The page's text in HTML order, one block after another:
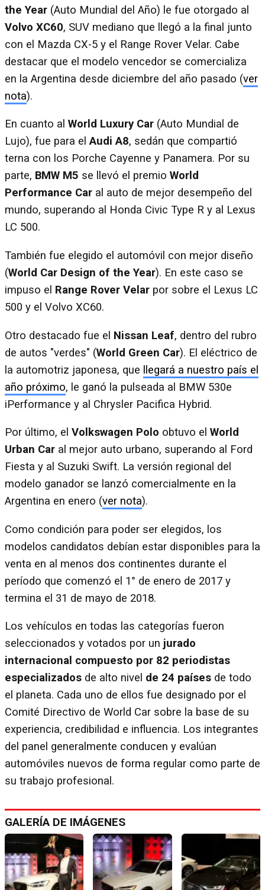
the Year (Auto Mundial del Año) le fue otorgado al
Volvo XC60, SUV mediano que llegó a la final junto
con el Mazda CX-5 y el Range Rover Velar. Cabe
destacar que el modelo vencedor se comercializa
en la Argentina desde diciembre del año pasado (ver
nota).
En cuanto al World Luxury Car (Auto Mundial de
Lujo), fue para elAudi A8, sedán que compartió
terna con los Porche Cayenne y Panamera. Por su
parte, BMW M5 se llevó el premio World
Performance Car al auto de mejor desempeño del
mundo, superando al Honda Civic Type R y al Lexus
LC 500.
También fue elegido el automóvil con mejor diseño
(World Car Design of the Year). En este caso se
impuso el Range Rover Velar por sobre el Lexus LC
500 y el Volvo XC60.
Otro destacado fue el Nissan Leaf, dentro del rubro
de autos "verdes" (World Green Car). El eléctrico de
la automotriz japonesa, que llegará a nuestro país el
año próximo, le ganó la pulseada al BMW 530e
iPerformance y al Chrysler Pacifica Hybrid.
Por último, el Volkswagen Polo obtuvo el World
Urban Car al mejor auto urbano, superando al Ford
Fiesta y al Suzuki Swift. La versión regional del
modelo ganador se lanzó comercialmente en la
Argentina en enero (ver nota).
Como condición para poder ser elegidos, los
modelos candidatos debían estar disponibles para la
venta en al menos dos continentes durante el
período que comenzó el 1° de enero de 2017 y
termina el 31 de mayo de 2018.
Los vehículos en todas las categorías fueron
seleccionados y votados por un jurado
internacional compuesto por 82 periodistas
especializados de alto nivel de 24 países de todo
el planeta. Cada uno de ellos fue designado por el
Comité Directivo de World Car sobre la base de su
experiencia, credibilidad e influencia. Los integrantes
del panel generalmente conducen y evalúan
automóviles nuevos de forma regular como parte de
su trabajo profesional.
GALERÍA DE IMÁGENES